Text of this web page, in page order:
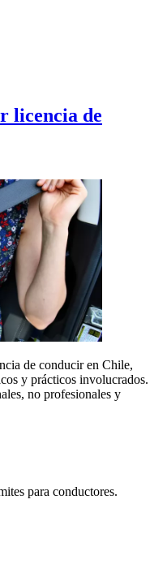
licencia de
de conducir en Chile,
y prácticos involucrados.
no profesionales y
para conductores.